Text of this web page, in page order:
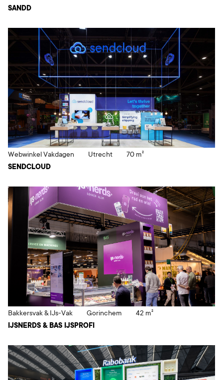
SANDD
SENDCLOUD
Webwinkel Vakdagen Utrecht 70 m²
IJSNERDS & BAS IJSPROFI
Bakkersvak & IJs-Vak Gorinchem 42 m²